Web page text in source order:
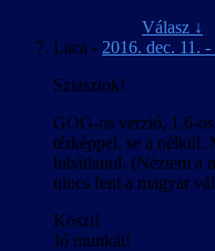
Válasz ↓
Laca - 2016. dec. 11.
Sziasztok!
GOG-os verzió, 1.6-
térképpel, se a nélkül.
hibátlanul. (Néztem a
nincs fent a magyar
Köszi!
Jó munkát!